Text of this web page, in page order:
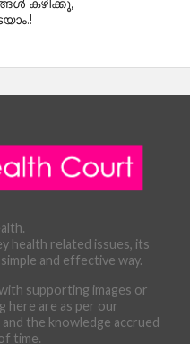
കഴിക്കൂ,
health related issues, its
and effective way.
supporting images or
here are as per our
the knowledge accrued
time.